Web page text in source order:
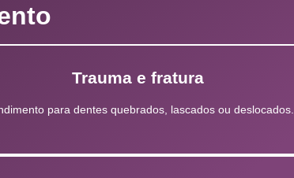
Trauma e fratura
para dentes quebrados, lascados ou deslocados.